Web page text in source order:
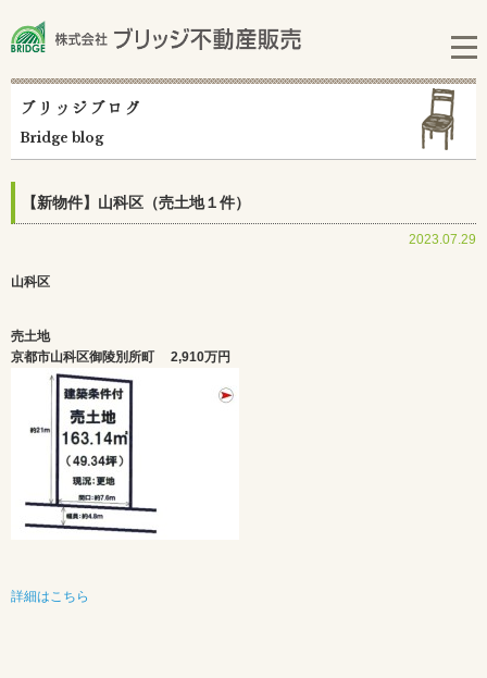
ブリッジブログ
Bridge blog
【新物件】山科区（売土地１件）
2023.07.29
山科区
売土地
京都市山科区御陵別所町 2,910万円
詳細はこちら